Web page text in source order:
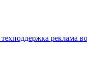
техподдержка реклама